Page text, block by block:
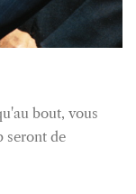
bout, vous
seront de